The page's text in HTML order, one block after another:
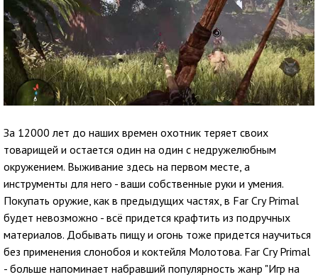
За 12000 лет до наших времен охотник теряет своих
товарищей и остается один на один с недружелюбным
окружением. Выживание здесь на первом месте, а
инструменты для него - ваши собственные руки и умения.
Покупать оружие, как в предыдущих частях, в Far Cry Primal
будет невозможно - всё придется крафтить из подручных
материалов. Добывать пищу и огонь тоже придется научиться
без применения слонобоя и коктейля Молотова. Far Cry Primal
- больше напоминает набравший популярность жанр "Игр на